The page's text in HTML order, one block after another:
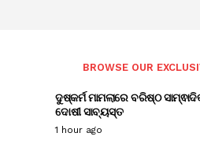
BROWSE OUR
ଦୁଷ୍କର୍ମ ମାମଲାରେ ବରିଷ୍ଠ
ଦୋଷୀ ସାବ୍ୟସ୍ତ
1 hour ago